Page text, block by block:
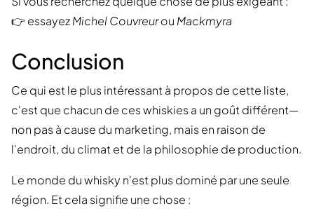
👉 essayezMichel Couvreurou Mackmyra
Conclusion
Ce qui est le plus intéressant à propos de cette liste,
c'est que chacun de ces whiskies a un goût différent—
non pas à cause du marketing, mais en raison de
l'endroit, du climat et de la philosophie de production.
Le monde du whisky n'est plus dominé par une seule
région. Et cela signifie une chose :